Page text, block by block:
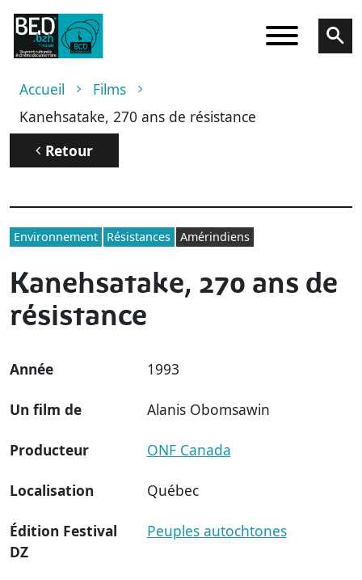
Aller au contenu principal
Fil d'Ariane
Accueil
Films
Kanehsatake, 270 ans de résistance
Retour
Environnement Résistances Amérindiens
Kanehsatake, 270 ans de
résistance
Année 1993
Un film de Alanis Obomsawin
Producteur ONF Canada
Localisation Québec
Édition Festival
DZ
Peuples autochtones